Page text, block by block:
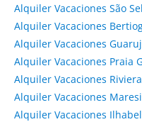
Alquiler Vacaciones São
Alquiler Vacaciones
Alquiler Vacaciones
Alquiler Vacaciones Praia
Alquiler Vacaciones
Alquiler Vacaciones
Alquiler Vacaciones